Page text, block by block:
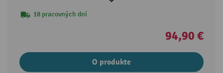
18 pracovných dní
94,90 €
O produkte